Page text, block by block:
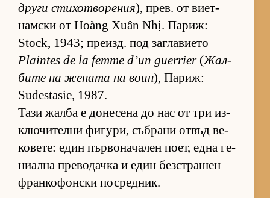
други сти­хот­во­ре­ния), прев. от ви­ет­
нам­ски от Hoàng Xuân Nhị. Па­риж:
Stock, 1943; пре­изд. под заг­ла­ви­ето
Plaintes de la femme d’un guerrier(Жал­
бите на же­ната на воин), Па­риж:
Sudestasie, 1987.
Тази жалба е до­не­сена до нас от три из­
к­лю­чи­телни фи­гу­ри, съб­рани от­въд ве­
ко­ве­те: един пър­во­на­ча­лен по­ет, една ге­
ни­ална пре­во­дачка и един без­стра­шен
фран­ко­фон­ски пос­ред­ник.